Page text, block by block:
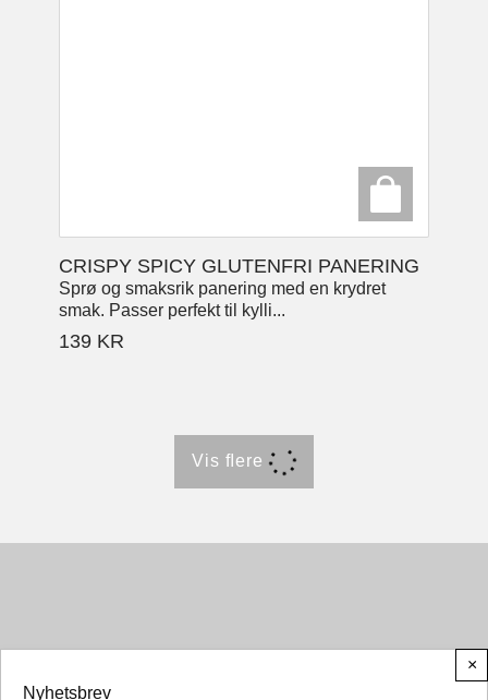
CRISPY SPICY GLUTENFRI PANERING
Sprø og smaksrik panering med en krydret
smak. Passer perfekt til kylli...
139 KR
Vis ﬂere
×
Nyhetsbrev